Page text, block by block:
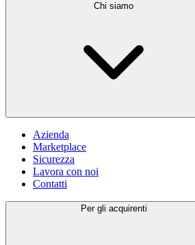
Chi siamo
Azienda
Marketplace
Sicurezza
Lavora con noi
Contatti
Per gli acquirenti